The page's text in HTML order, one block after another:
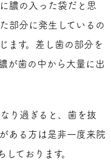
膿の入った袋だと思
部分に発生しているの
ます。差し歯の部分を
が歯の中から大量に出
り過ぎると、歯を抜
ある方は是非一度来院
ております。